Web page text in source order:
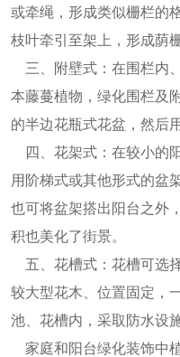
或牵绳，形成类似栅栏的
枝叶牵引至架上，形成荫
三、附壁式：在围栏内
本藤蔓植物，绿化围栏及
的半边花瓶式花盆，然后
四、花架式：在较小的
用阶梯式或其他形式的盆
也可将盆架搭出阳台之外
积也美化了街景。
五、花槽式：花槽可选
较大型花木、位置固定，
池、花槽内，采取防水设施
家庭和阳台绿化装饰中